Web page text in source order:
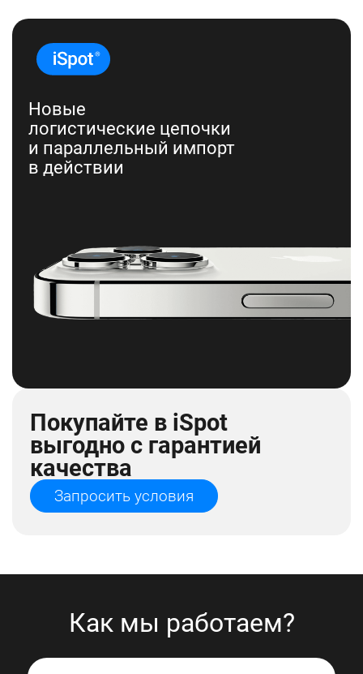
Новые
логистические цепочки
и параллельный импорт
в действии
Покупайте в iSpot
выгодно с гарантией
качества
Запросить условия
Как мы работаем?